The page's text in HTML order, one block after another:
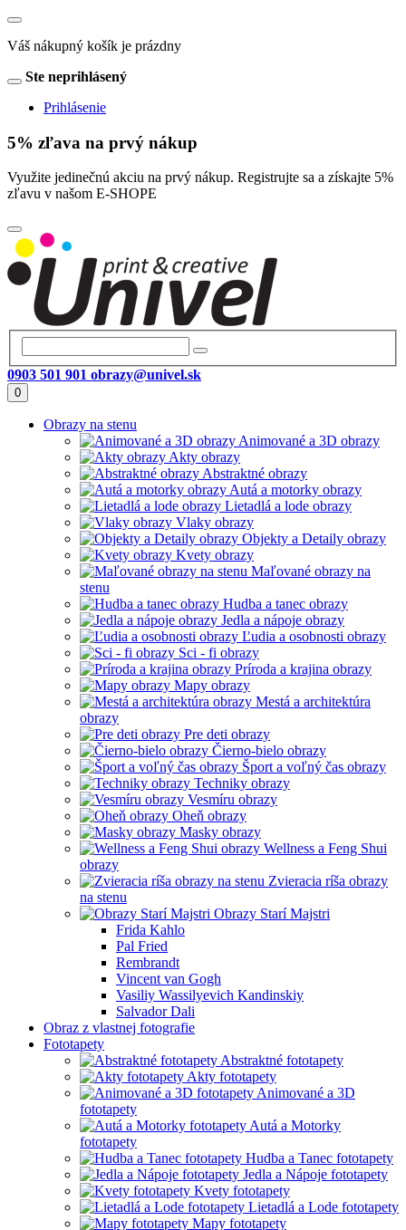
Váš nákupný košík je prázdny
Ste neprihlásený
Prihlásenie
5% zľava na prvý nákup
Využite jedinečnú akciu na prvý nákup. Registrujte sa a získajte 5%
zľavu v našom E-SHOPE
0903 501 901 obrazy@univel.sk
0
Obrazy na stenu
Animované a 3D obrazy
Akty obrazy
Abstraktné obrazy
Autá a motorky obrazy
Lietadlá a lode obrazy
Vlaky obrazy
Objekty a Detaily obrazy
Kvety obrazy
Maľované obrazy na
stenu
Hudba a tanec obrazy
Jedla a nápoje obrazy
Ľudia a osobnosti obrazy
Sci - fi obrazy
Príroda a krajina obrazy
Mapy obrazy
Mestá a architektúra
obrazy
Pre deti obrazy
Čierno-bielo obrazy
Šport a voľný čas obrazy
Techniky obrazy
Vesmíru obrazy
Oheň obrazy
Masky obrazy
Wellness a Feng Shui
obrazy
Zvieracia ríša obrazy
na stenu
Obrazy Starí Majstri
Frida Kahlo
Pal Fried
Rembrandt
Vincent van Gogh
Vasiliy Wassilyevich Kandinskiy
Salvador Dali
Obraz z vlastnej fotografie
Fototapety
Abstraktné fototapety
Akty fototapety
Animované a 3D
fototapety
Autá a Motorky
fototapety
Hudba a Tanec fototapety
Jedla a Nápoje fototapety
Kvety fototapety
Lietadlá a Lode fototapety
Mapy fototapety